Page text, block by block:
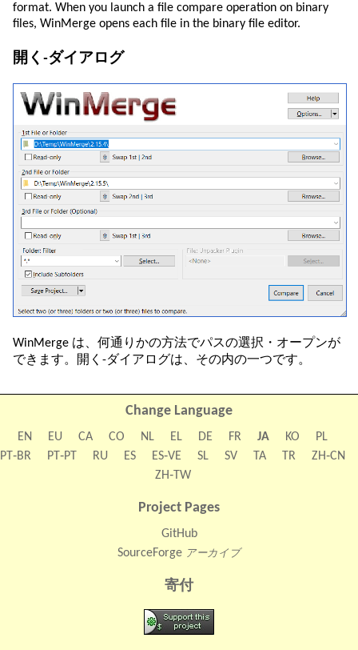
format. When you launch a file compare operation on binary
files, WinMerge opens each file in the binary file editor.
開く-ダイアログ
WinMerge は、何通りかの方法でパスの選択・オープンが
できます。開く-ダイアログは、その内の一つです。
Change Language
EN EU CA CO NL EL DE FR JA KO
PL
PT‑BR
PT‑PT RU ES ES‑VE SL SV TA TR
ZH‑CN
ZH‑TW
Project Pages
GitHub
SourceForge アーカイブ
寄付